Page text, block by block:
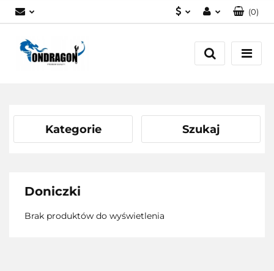
Zaloguj się
Załóż konto
(0)
Kategorie Szukaj
Doniczki
Brak produktów do wyświetlenia